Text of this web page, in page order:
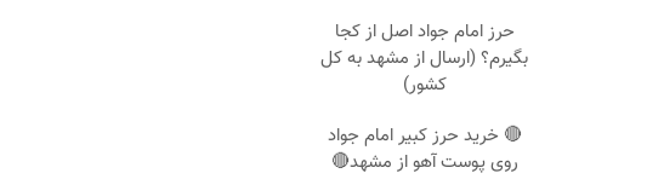
حرز امام جواد اصل از کجا
بگیرم؟ (ارسال از مشهد به کل
کشور)
🔴 خرید حرز کبیر امام جواد
روی پوست آهو از مشهد🔴